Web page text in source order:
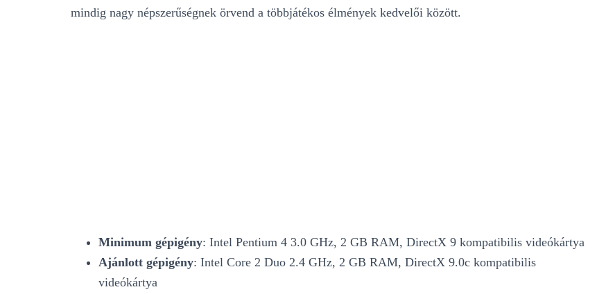
mindig nagy népszerűségnek örvend a többjátékos élmények kedvelői között.
Minimum gépigény: Intel Pentium 4 3.0 GHz, 2 GB RAM, DirectX 9 kompatibilis videókártya
Ajánlott gépigény: Intel Core 2 Duo 2.4 GHz, 2 GB RAM, DirectX 9.0c kompatibilis
videókártya